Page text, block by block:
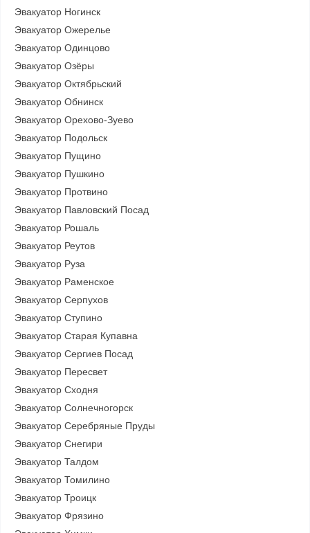
Эвакуатор Ногинск
Эвакуатор Ожерелье
Эвакуатор Одинцово
Эвакуатор Озёры
Эвакуатор Октябрьский
Эвакуатор Обнинск
Эвакуатор Орехово-Зуево
Эвакуатор Подольск
Эвакуатор Пущино
Эвакуатор Пушкино
Эвакуатор Протвино
Эвакуатор Павловский Посад
Эвакуатор Рошаль
Эвакуатор Реутов
Эвакуатор Руза
Эвакуатор Раменское
Эвакуатор Серпухов
Эвакуатор Ступино
Эвакуатор Старая Купавна
Эвакуатор Сергиев Посад
Эвакуатор Пересвет
Эвакуатор Сходня
Эвакуатор Солнечногорск
Эвакуатор Серебряные Пруды
Эвакуатор Снегири
Эвакуатор Талдом
Эвакуатор Томилино
Эвакуатор Троицк
Эвакуатор Фрязино